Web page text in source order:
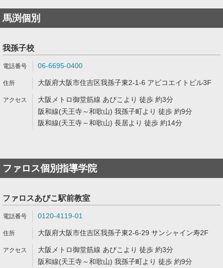
馬渕個別
我孫子校
06-6695-0400
大阪府大阪市住吉区我孫子東2-1-6 アビコエイトビル3F
大阪メトロ御堂筋線 あびこより 徒歩 約3分
阪和線(天王寺～和歌山) 我孫子町より 徒歩 約9分
阪和線(天王寺～和歌山) 長居より 徒歩 約14分
ファロス個別指導学院
ファロスあびこ駅前教室
0120-4119-01
大阪府大阪市住吉区我孫子東2-6-29 サンシャイン寿2F
大阪メトロ御堂筋線 あびこより 徒歩 約3分
阪和線(天王寺～和歌山) 我孫子町より 徒歩 約9分